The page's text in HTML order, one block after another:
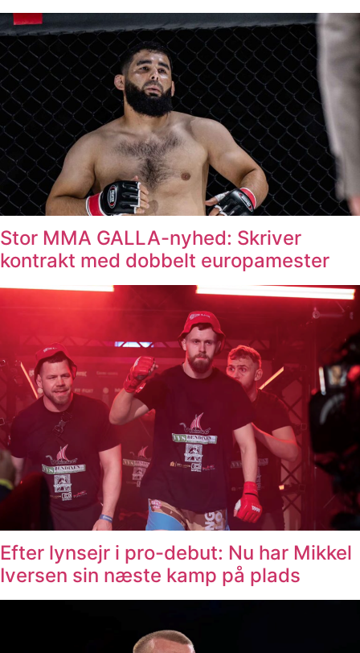
Stor MMA GALLA-nyhed: Skriver
kontrakt med dobbelt europamester
Efter lynsejr i pro-debut: Nu har Mikkel
Iversen sin næste kamp på plads